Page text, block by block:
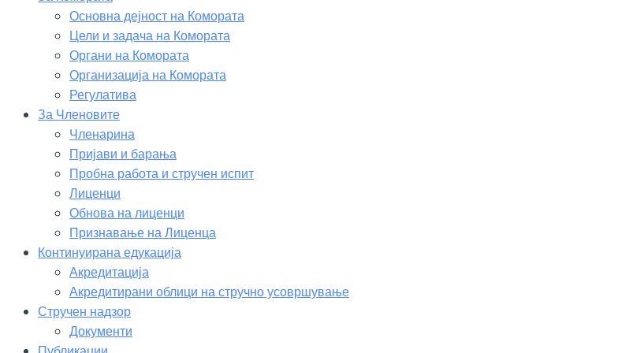
Основна дејност на Комората
Цели и задача на Комората
Органи на Комората
Организација на Комората
Регулатива
За Членовите
Членарина
Пријави и барања
Пробна работа и стручен испит
Лиценци
Обнова на лиценци
Признавање на Лиценца
Континуирана едукација
Акредитација
Акредитирани облици на стручно усовршување
Стручен надзор
Документи